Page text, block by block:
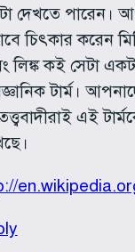
দেখতে পারেন।
চিৎকার করেন
লিঙ্ক কই সেটা
টার্ম।
এই